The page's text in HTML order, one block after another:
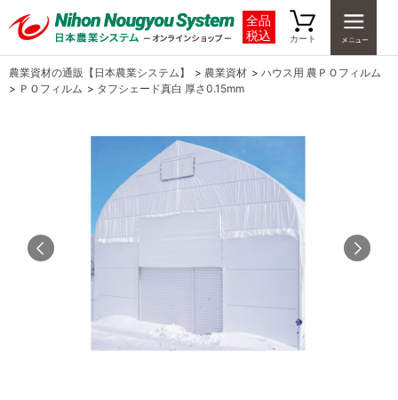
全品
税込
カート
農業資材の通販【日本農業システム】 > 農業資材 > ハウス用 農ＰＯフィルム
> ＰＯフィルム > タフシェード真白 厚さ0.15mm